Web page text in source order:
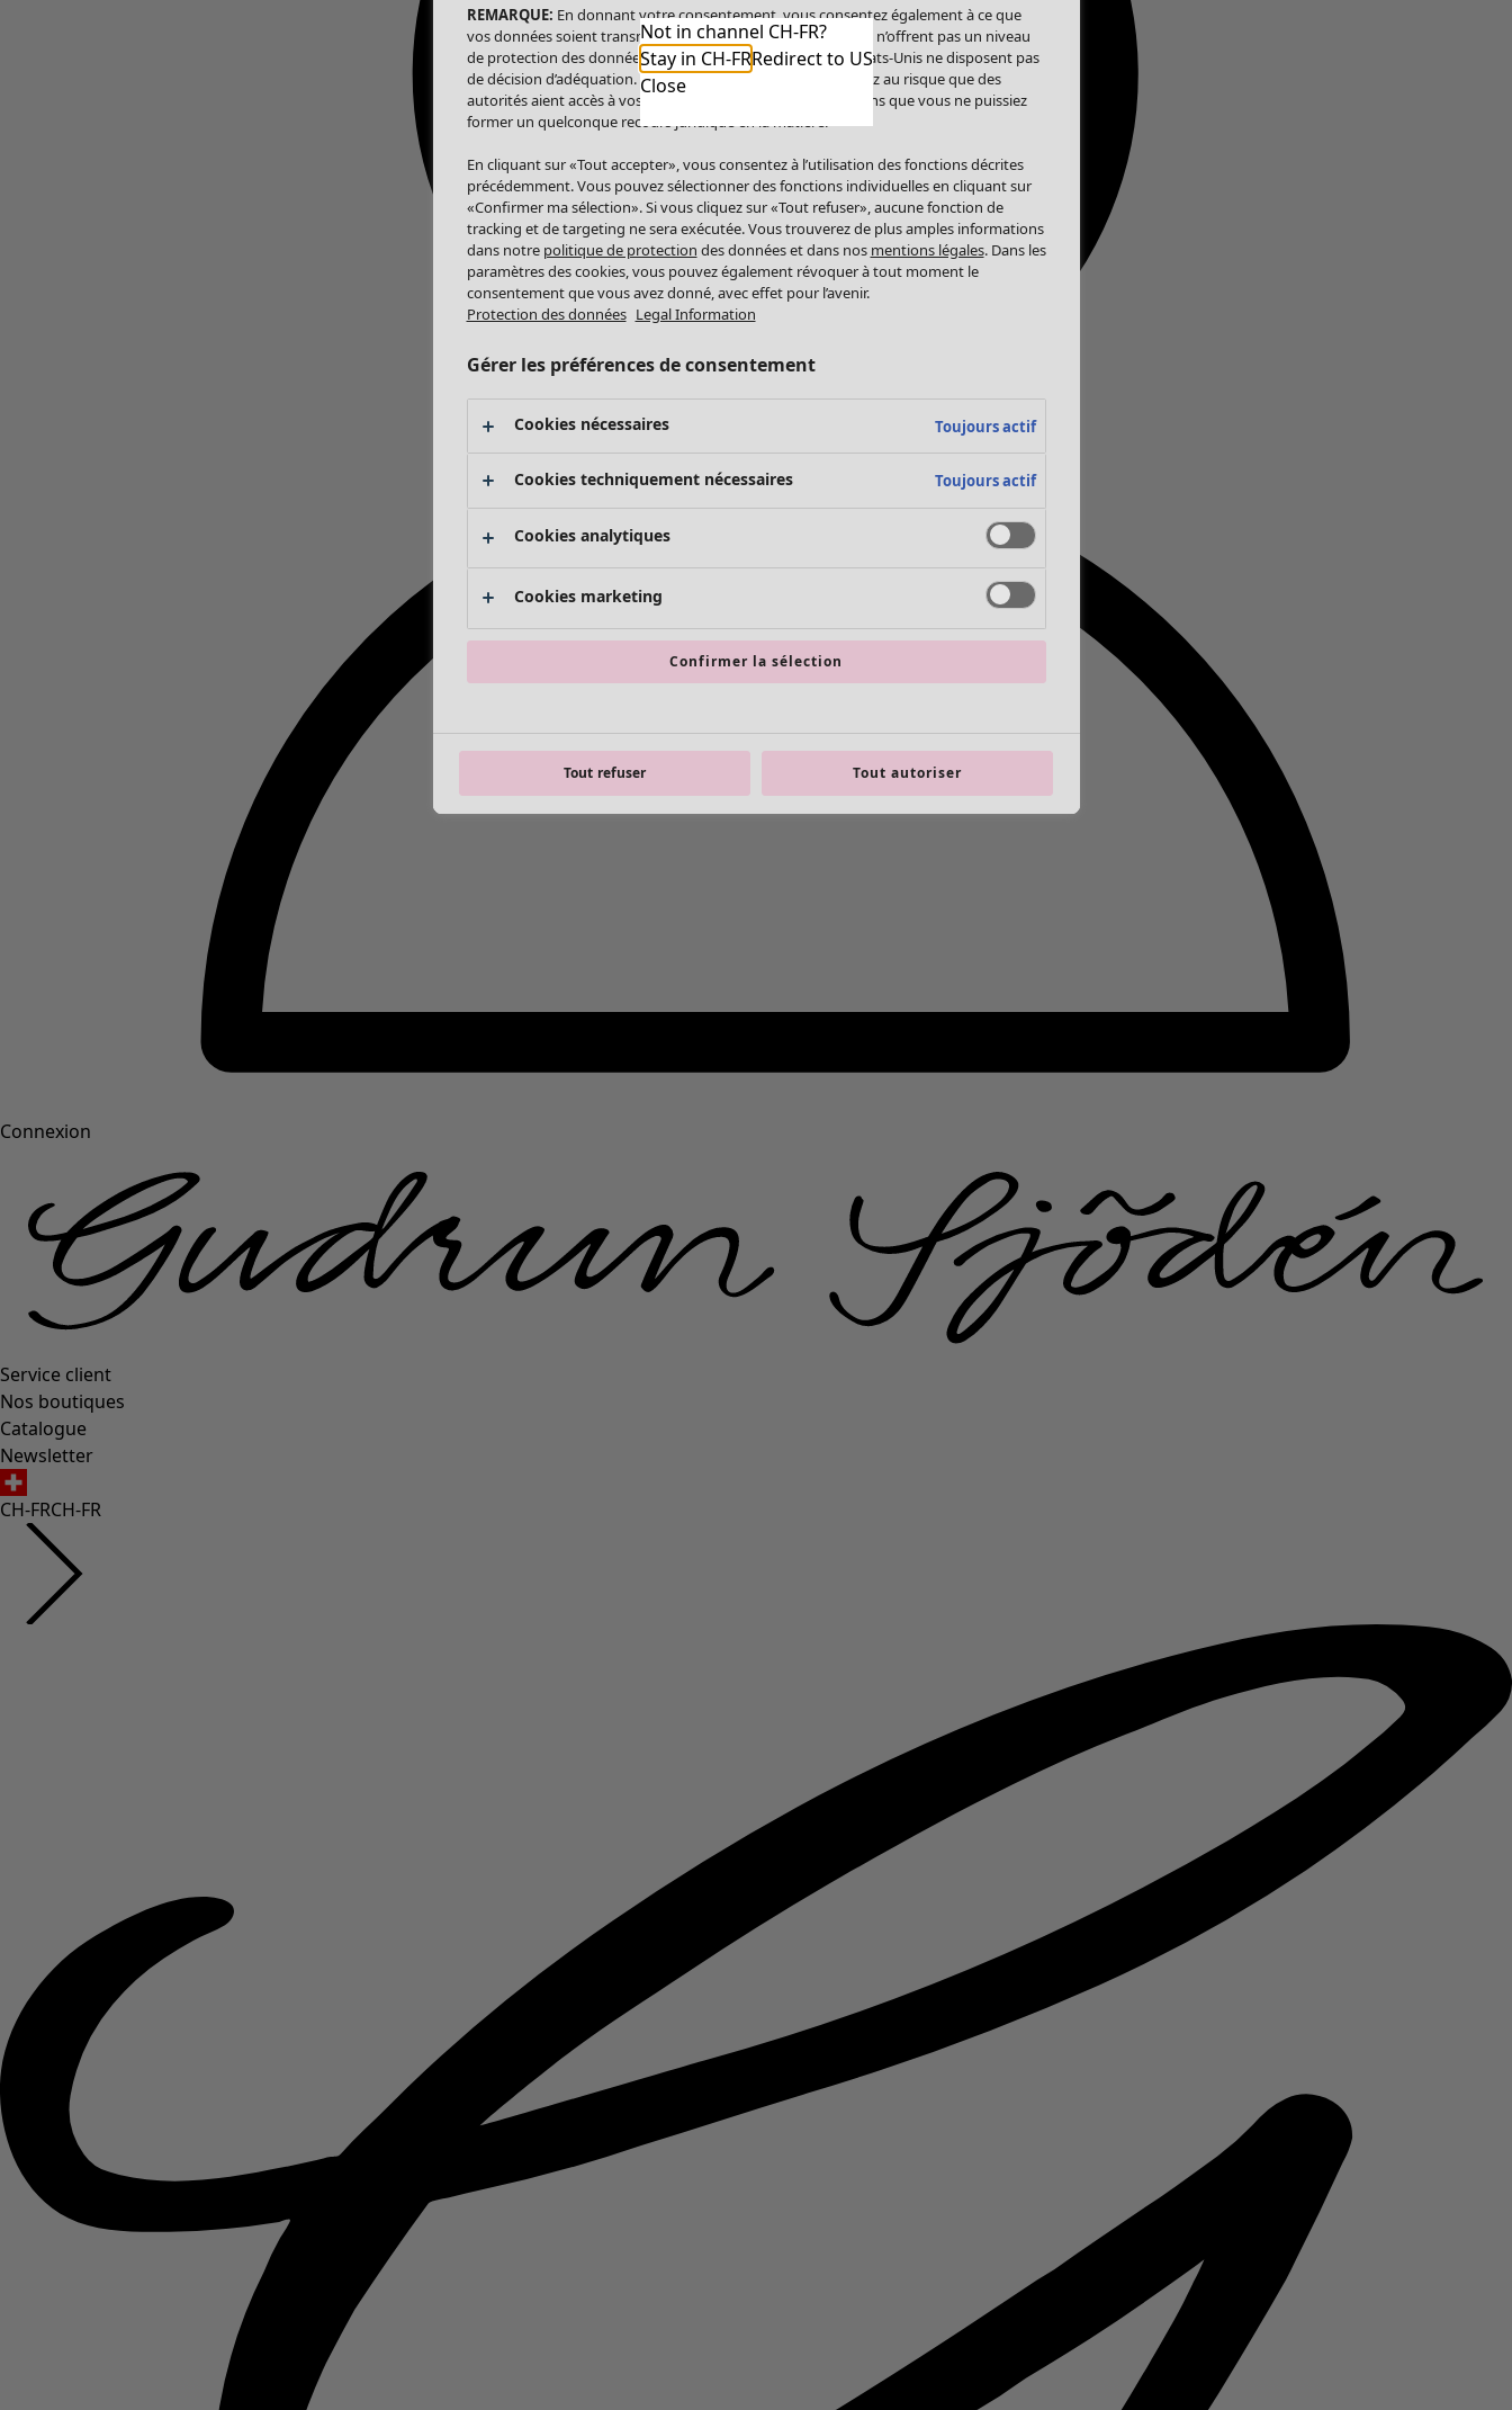
Connexion
Service client
Nos boutiques
Catalogue
Newsletter
CH-FRCH-FR
Not in channel CH-FR?
Stay in CH-FRRedirect to US
Close
REMARQUE: En donnant votre consentement, vous consentez également à ce que
vos données soient transmises aux États-Unis. Les États-Unis n’offrent pas un niveau
de protection des données comparable à celui de l’UE. Les États-Unis ne disposent pas
de décision d’adéquation. Par conséquent, vous vous exposez au risque que des
autorités aient accès à vos données à caractère personnel sans que vous ne puissiez
former un quelconque recours juridique en la matière.
En cliquant sur «Tout accepter», vous consentez à l’utilisation des fonctions décrites
précédemment. Vous pouvez sélectionner des fonctions individuelles en cliquant sur
«Confirmer ma sélection». Si vous cliquez sur «Tout refuser», aucune fonction de
tracking et de targeting ne sera exécutée. Vous trouverez de plus amples informations
dans notre politique de protection des données et dans nos mentions légales. Dans les
paramètres des cookies, vous pouvez également révoquer à tout moment le
consentement que vous avez donné, avec effet pour l’avenir.
Protection des données Legal Information
Gérer les préférences de consentement
Cookies nécessaires Toujours actif
Cookies techniquement nécessaires Toujours actif
Cookies analytiques
Cookies marketing
Confirmer la sélection
Tout refuser Tout autoriser